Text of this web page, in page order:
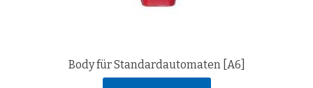
Body für Standardautomaten [A6]